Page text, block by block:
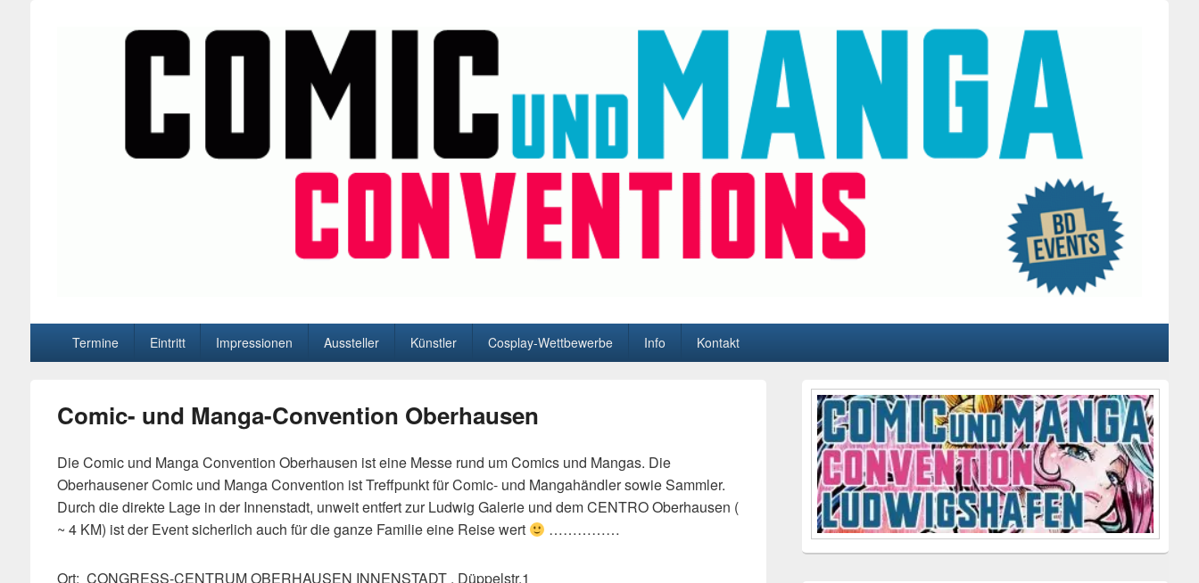
BD-Events
Termine Eintritt Impressionen Aussteller Künstler Cosplay-Wettbewerbe Info Kontakt
Comic- und Manga-Convention Oberhausen
Die Comic und Manga Convention Oberhausen ist eine Messe rund um Comics und Mangas. Die
Oberhausener Comic und Manga Convention ist Treffpunkt für Comic- und Mangahändler sowie Sammler.
Durch die direkte Lage in der Innenstadt, unweit entfert zur Ludwig Galerie und dem CENTRO Oberhausen (
~ 4 KM) ist der Event sicherlich auch für die ganze Familie eine Reise wert
……………
Ort: CONGRESS-CENTRUM OBERHAUSEN INNENSTADT , Düppelstr.1
Primärer
Seitenleisten
Widget-
Bereich